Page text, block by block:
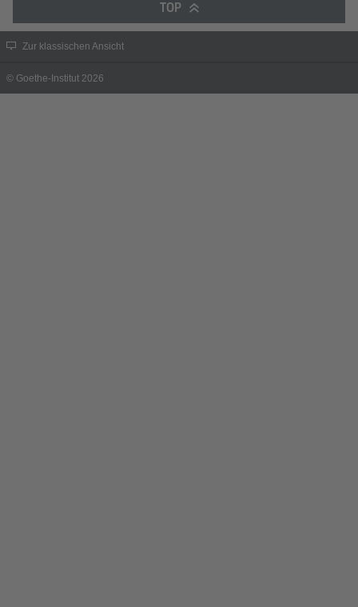
TOP
Zur klassischen Ansicht
© Goethe-Institut 2026